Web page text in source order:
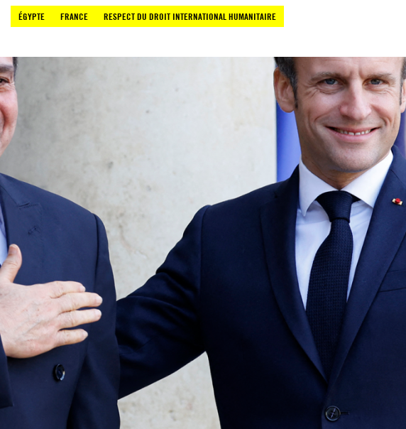
ÉGYPTE
FRANCE RESPECT DU DROIT INTERNATIONAL HUMANITAIRE